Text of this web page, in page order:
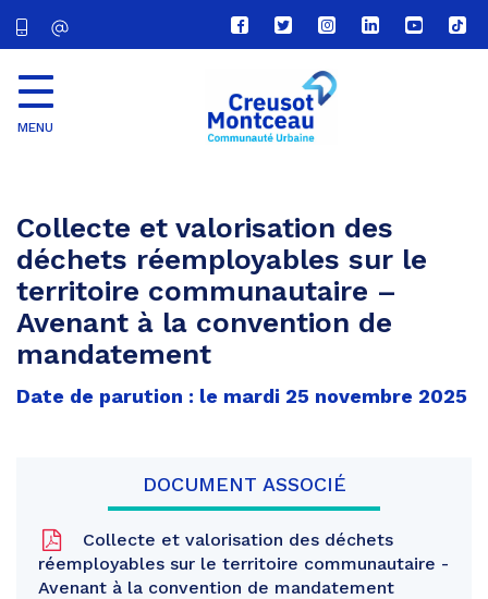
Lien
vers
compte
Facebook
Lien
vers
compte
Twitter
Lien
vers
le
compte
Lien
vers
Lien
vers
Lien
vers
MENU
Collecte et valorisation des
déchets réemployables sur le
territoire communautaire –
Avenant à la convention de
mandatement
Date de parution : le mardi 25 novembre 2025
DOCUMENT ASSOCIÉ
Collecte et valorisation des déchets
réemployables sur le territoire communautaire -
Avenant à la convention de mandatement